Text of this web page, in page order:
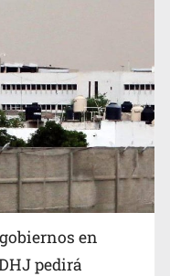
para emitir
del agua
en
pedirá